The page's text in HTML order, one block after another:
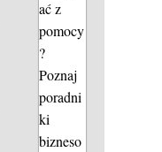
ać z
pomocy
?
Poznaj
poradni
ki
bizneso